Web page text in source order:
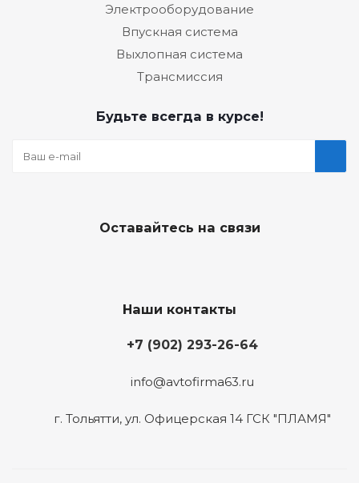
Электрооборудование
Впускная система
Выхлопная система
Трансмиссия
Будьте всегда в курсе!
Оставайтесь на связи
Наши контакты
+7 (902) 293-26-64
info@avtofirma63.ru
г. Тольятти, ул. Офицерская 14 ГСК "ПЛАМЯ"